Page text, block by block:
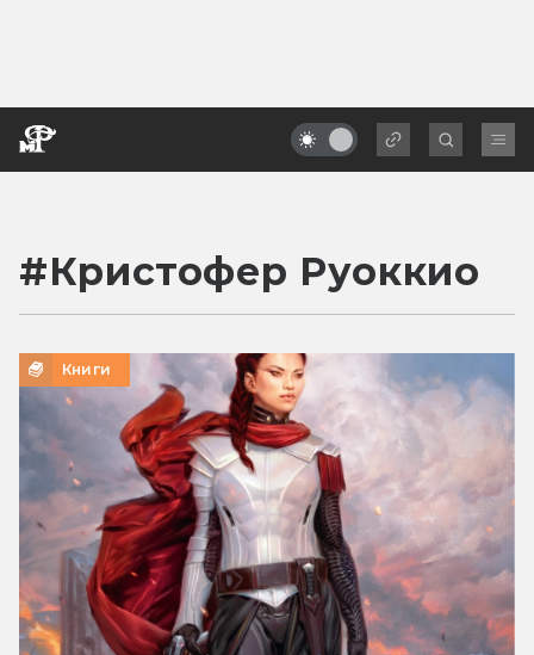
#Кристофер Руоккио
Книги